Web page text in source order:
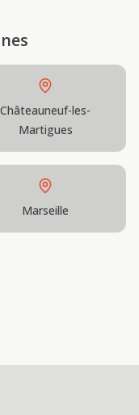
Châteauneuf-les-
Martigues
Marseille